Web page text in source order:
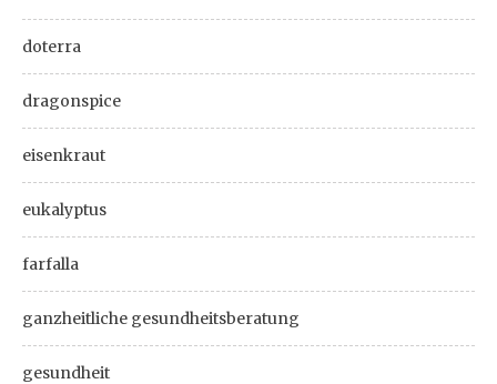
doterra
dragonspice
eisenkraut
eukalyptus
farfalla
ganzheitliche gesundheitsberatung
gesundheit